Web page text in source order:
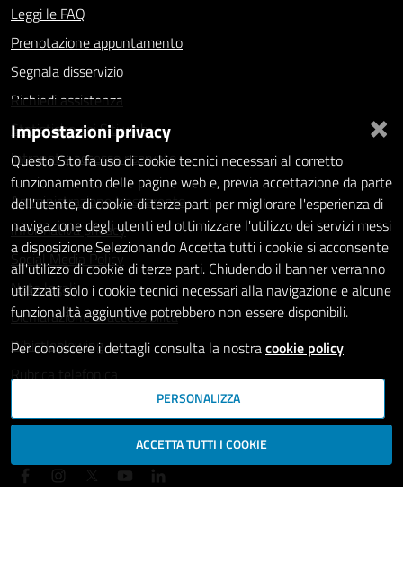
Leggi le FAQ
Prenotazione appuntamento
Segnala disservizio
Richiedi assistenza
Statistiche dei Siti web
Intranet - accesso riservato
Amministrazione trasparente
Informativa privacy
Social Media Policy
Note legali
Dichiarazione di accessibilità
Whistleblowing
Rubrica telefonica
SEGUICI SU
×
Impostazioni privacy
Questo Sito fa uso di cookie tecnici necessari al corretto
funzionamento delle pagine web e, previa accettazione da parte
dell'utente, di cookie di terze parti per migliorare l'esperienza di
navigazione degli utenti ed ottimizzare l'utilizzo dei servizi messi
a disposizione.Selezionando Accetta tutti i cookie si acconsente
all'utilizzo di cookie di terze parti. Chiudendo il banner verranno
utilizzati solo i cookie tecnici necessari alla navigazione e alcune
funzionalità aggiuntive potrebbero non essere disponibili.
Per conoscere i dettagli consulta la nostracookie policy
PERSONALIZZA
ACCETTA TUTTI I COOKIE